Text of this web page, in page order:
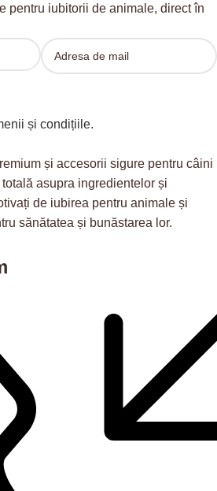
pentru iubitorii de animale, direct în
și condițiile.
și accesorii sigure pentru câini
totală asupra ingredientelor și
de iubirea pentru animale și
sănătatea și bunăstarea lor.